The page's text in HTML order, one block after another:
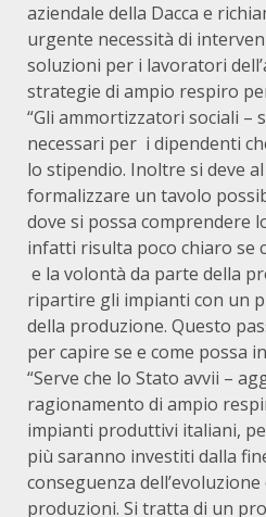
aziendale della Dacca e
urgente necessità di
soluzioni per i lavoratori
strategie di ampio respiro
“Gli ammortizzatori sociali –
necessari per i dipendenti
lo stipendio. Inoltre si deve
formalizzare un tavolo
dove si possa comprendere
infatti risulta poco chiaro se
e la volontà da parte della
ripartire gli impianti con un
della produzione. Questo
per capire se e come possa
“Serve che lo Stato avvii –
ragionamento di ampio
impianti produttivi italiani,
più saranno investiti dalla
conseguenza
produzioni. Si tratta di un